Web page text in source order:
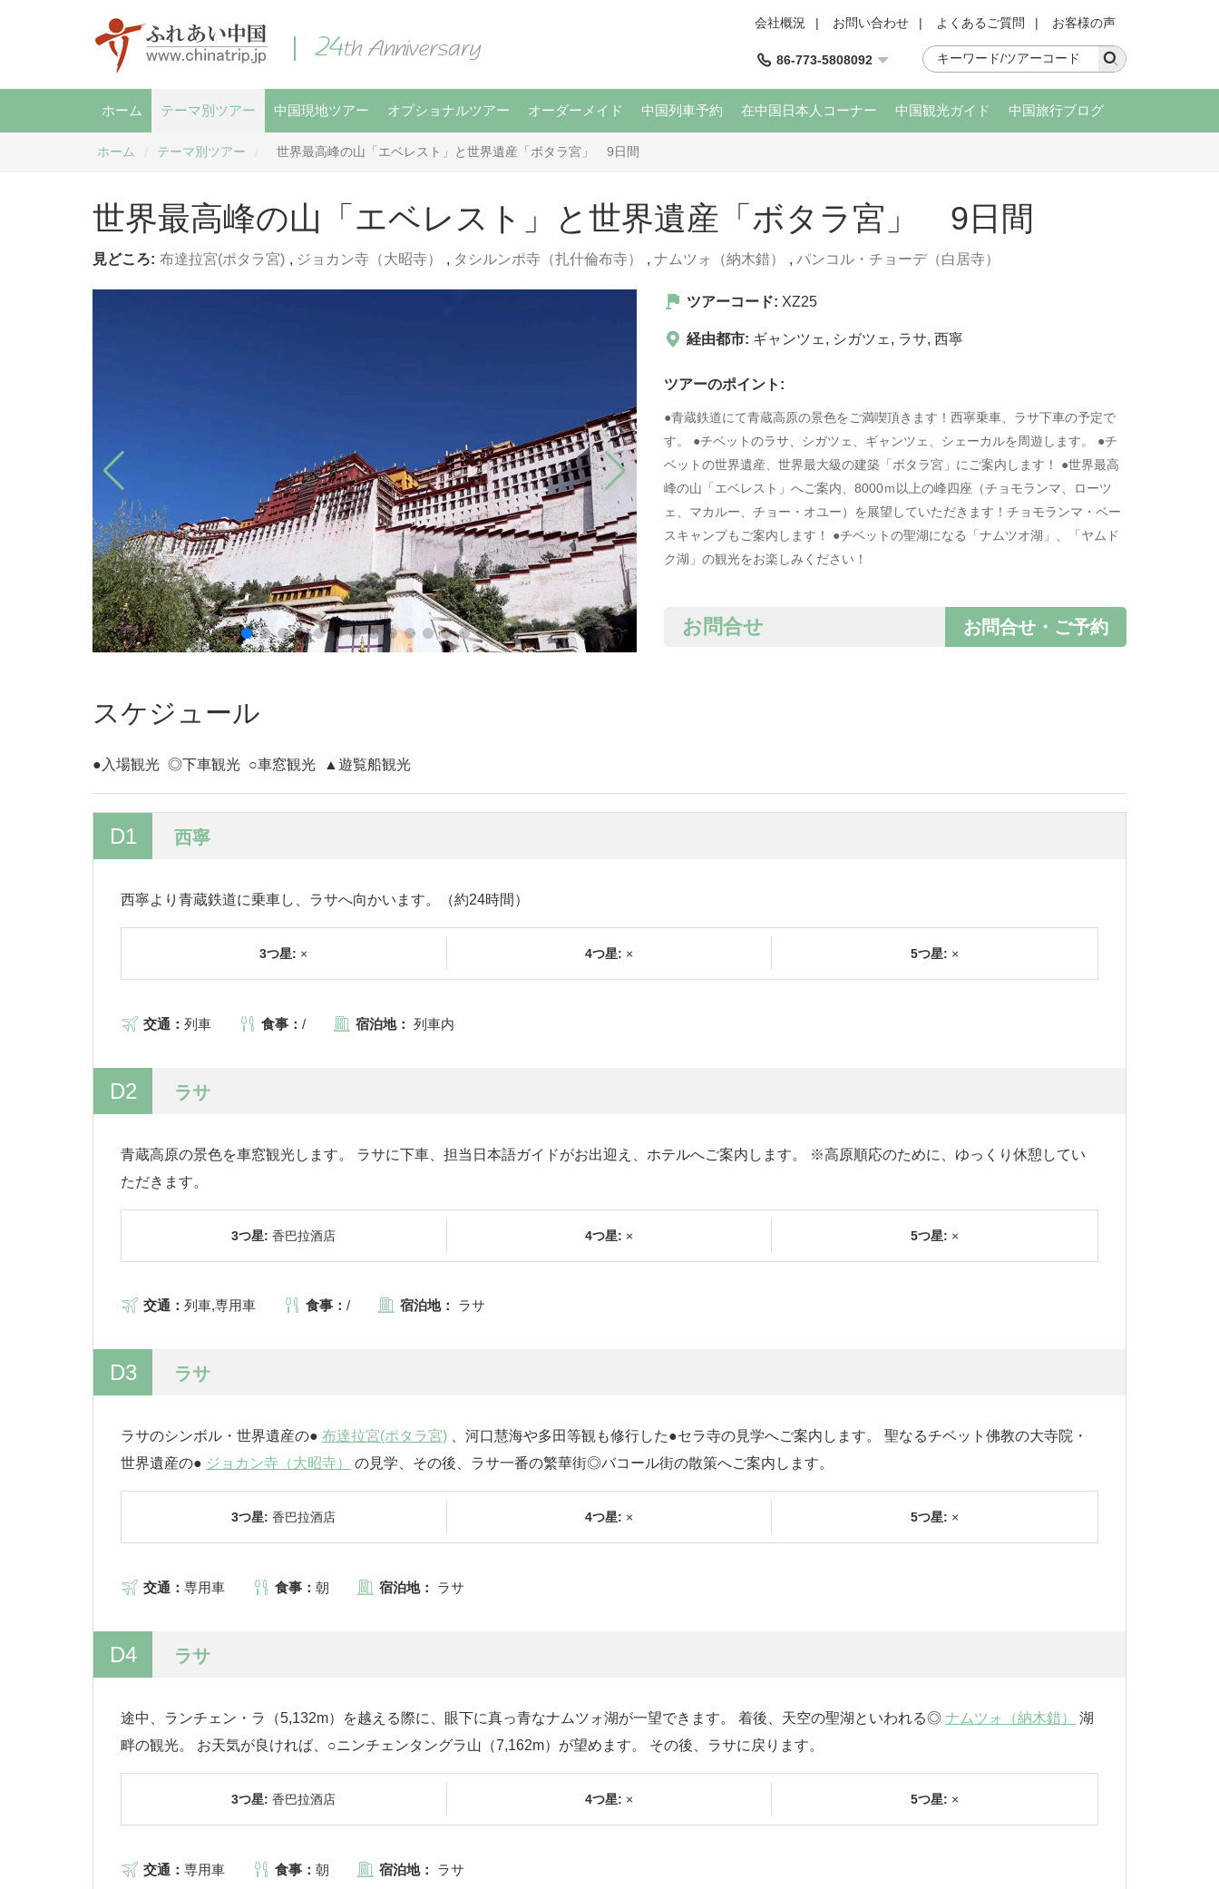
会社概況 | お問い合わせ | よくあるご質問 | お客様の声
86-773-5808092
ホーム テーマ別ツアー 中国現地ツアー オプショナルツアー オーダーメイド 中国列車予約 在中国日本人コーナー 中国観光ガイド 中国旅行ブログ
ホーム テーマ別ツアー 世界最高峰の山「エベレスト」と世界遺産「ボタラ宮」 9日間
世界最高峰の山「エベレスト」と世界遺産「ボタラ宮」 9日間
見どころ: 布達拉宮(ポタラ宮) , ジョカン寺（大昭寺） , タシルンポ寺（扎什倫布寺） , ナムツォ（納木錯） , パンコル・チョーデ（白居寺）
ツアーコード: XZ25
経由都市: ギャンツェ , シガツェ , ラサ, 西寧
ツアーのポイント:
●青蔵鉄道にて青蔵高原の景色をご満喫頂きます！西寧乗車、ラサ下車の予定で
す。 ●チベットのラサ、シガツェ、ギャンツェ、シェーカルを周遊します。 ●チ
ベットの世界遺産、世界最大級の建築「ボタラ宮」にご案内します！ ●世界最高
峰の山「エベレスト」へご案内、8000ｍ以上の峰四座（チョモランマ、ローツ
ェ、マカルー、チョー・オユー）を展望していただきます！チョモランマ・ベー
スキャンプもご案内します！ ●チベットの聖湖になる「ナムツオ湖」、「ヤムド
ク湖」の観光をお楽しみください！
お問合せ・ご予約
お問合せ
スケジュール
●入場観光 ◎下車観光 ○車窓観光 ▲遊覧船観光
D1 西寧
西寧より青蔵鉄道に乗車し、ラサへ向かいます。（約24時間）
3つ星: × 4つ星: × 5つ星: ×
交通： 列車 食事： / 宿泊地： 列車内
D2 ラサ
青蔵高原の景色を車窓観光します。 ラサに下車、担当日本語ガイドがお出迎え、ホテルへご案内します。 ※高原順応のために、ゆっくり休憩してい
ただきます。
3つ星: 香巴拉酒店 4つ星: × 5つ星: ×
交通： 列車,専用車 食事： / 宿泊地： ラサ
D3 ラサ
ラサのシンボル・世界遺産の● 布達拉宮(ポタラ宮) 、河口慧海や多田等観も修行した●セラ寺の見学へご案内します。 聖なるチベット佛教の大寺院・
世界遺産の● ジョカン寺（大昭寺） の見学、その後、ラサ一番の繁華街◎バコール街の散策へご案内します。
3つ星: 香巴拉酒店 4つ星: × 5つ星: ×
交通： 専用車 食事： 朝 宿泊地： ラサ
D4 ラサ
途中、ランチェン・ラ（5,132m）を越える際に、眼下に真っ青なナムツォ湖が一望できます。 着後、天空の聖湖といわれる◎ ナムツォ（納木錯）
湖
畔の観光。 お天気が良ければ、○ニンチェンタングラ山（7,162m）が望めます。 その後、ラサに戻ります。
3つ星: 香巴拉酒店 4つ星: × 5つ星: ×
交通： 専用車 食事： 朝 宿泊地： ラサ